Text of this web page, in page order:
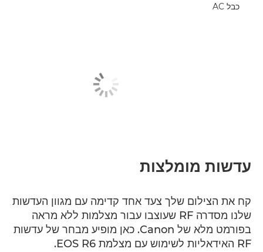
כבל AC
עדשות מומלצות
קח את הצילום שלך צעד אחד קדימה עם מגוון העדשות
שלנו מסדרה RF שעוצבו עבור מצלמות ללא מראה
בפורמט מלא של Canon. כאן מופיע מבחר של עדשות
RF האידאליות לשימוש עם מצלמת EOS R6.